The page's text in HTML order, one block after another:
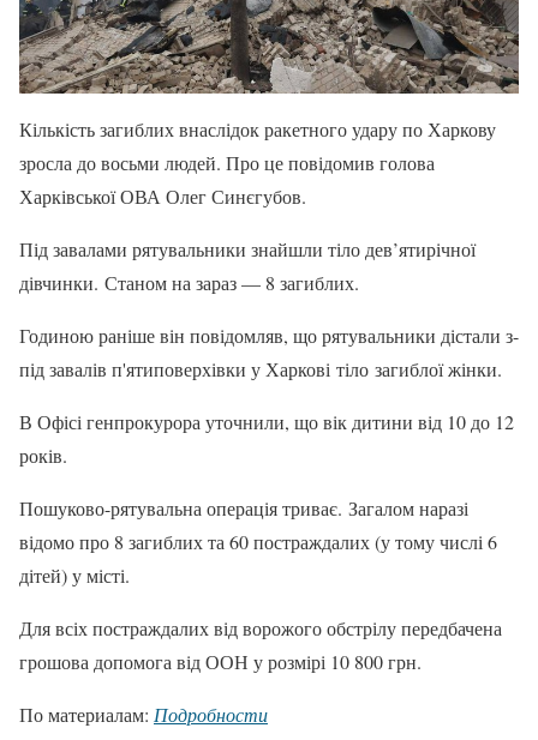
Кількість загиблих внаслідок ракетного удару по Харкову
зросла до восьми людей. Про це повідомив голова
Харківської ОВА Олег Синєгубов.
Під завалами рятувальники знайшли тіло дев’ятирічної
дівчинки. Станом на зараз — 8 загиблих.
Годиною раніше він повідомляв, що рятувальники дістали з-
під завалів п'ятиповерхівки у Харкові тіло загиблої жінки.
В Офісі генпрокурора уточнили, що вік дитини від 10 до 12
років.
Пошуково-рятувальна операція триває. Загалом наразі
відомо про 8 загиблих та 60 постраждалих (у тому числі 6
дітей) у місті.
Для всіх постраждалих від ворожого обстрілу передбачена
грошова допомога від ООН у розмірі 10 800 грн.
По материалам: Подробности